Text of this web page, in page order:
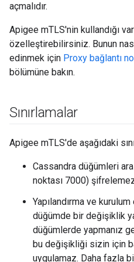
açmalıdır.
Apigee mTLS'nin kullandığı
özelleştirebilirsiniz. Bunun
edinmek için Proxy bağlantı
bölümüne bakın.
Sınırlamalar
Apigee mTLS'de aşağıdaki
Cassandra düğümleri
noktası 7000)
Yapılandırma ve
düğümde bir değişiklik
düğümlerde yapmanız
bu değişikliği sizin için
uygulamaz. Daha fazla